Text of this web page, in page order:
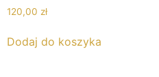
120,00 zł
Dodaj do koszyka